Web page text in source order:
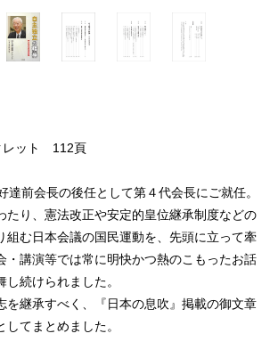
レット 112頁
達前会長の後任として第４代会長にご就任。
たり、憲法改正や安定的皇位継承制度などの
組む日本会議の国民運動を、先頭に立って牽
・講演等では常に明快かつ熱のこもったお話
続けられました。
を継承すべく、『日本の息吹』掲載の御文章
てまとめました。